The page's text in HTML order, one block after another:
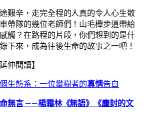
艱辛，走完全程的人真的令人心生敬
帶隊的幾位老師們！山毛櫸步道帶給
觸？在路程的片段，你們想到的是什
下來，成為往後生命的故事之一吧！
伸閱讀】
生態系：一位攀樹者的真情告白
無言 ——楊霜林《無語》《塵封的文